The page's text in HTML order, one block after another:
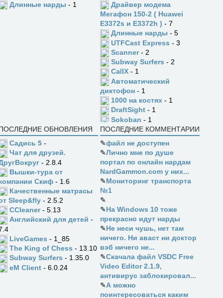
Длинные нарды - 1
Драйвер модема
Мегафон 150-2 ( Huawei
E3372s и E3372h ) - 7
Длинные нарды - 5
UTFCast Express - 3
Scanner- 2
Subway Surfers - 2
CallX - 1
Автоматический
диктофон - 1
1000 на костях - 1
DraftSight - 1
Sokoban - 1
ОБНОВЛЕНИЯ
Садись 5 -
Чат для друзей.
- 2.8.4
Вышки-тура от
Скиф - 1.6
Качественные матрасы
Sleep&fly - 2.5.2
CCleaner- 5.13
Английский для детей -
LiveGames - 1_85
The King of Chess - 13.10
Subway Surfers - 1.35.0
eM Client - 6.0.24
ПОСЛЕДНИЕ КОММЕНТАРИИ
✎файл не доступен
✎Лично мне по душе
портал по онлайн нардам
NardGammon.com у них...
✎Мониторинг транспорта
№1
✎
✎На Windows 10 тоже
прекрасно идут нарды
✎Не неси чушь, нет там
ничего. Ни аваст ни доктор
вэб ничего не...
✎Скачала файл VSDC Free
Video Editor 2.1.9,
антивирус заблокировал...
✎А можно
поинтересоваться каким